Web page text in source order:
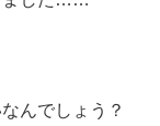
んでしょう？